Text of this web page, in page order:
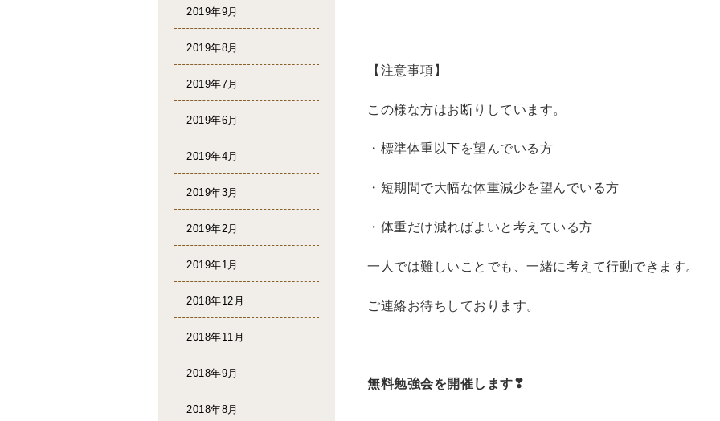
【注意事項】
この様な方はお断りしています。
・標準体重以下を望んでいる方
・短期間で大幅な体重減少を望んでいる方
・体重だけ減ればよいと考えている方
一人では難しいことでも、一緒に考えて行動できます。
ご連絡お待ちしております。
無料勉強会を開催します❣
2019年9月
2019年8月
2019年7月
2019年6月
2019年4月
2019年3月
2019年2月
2019年1月
2018年12月
2018年11月
2018年9月
2018年8月